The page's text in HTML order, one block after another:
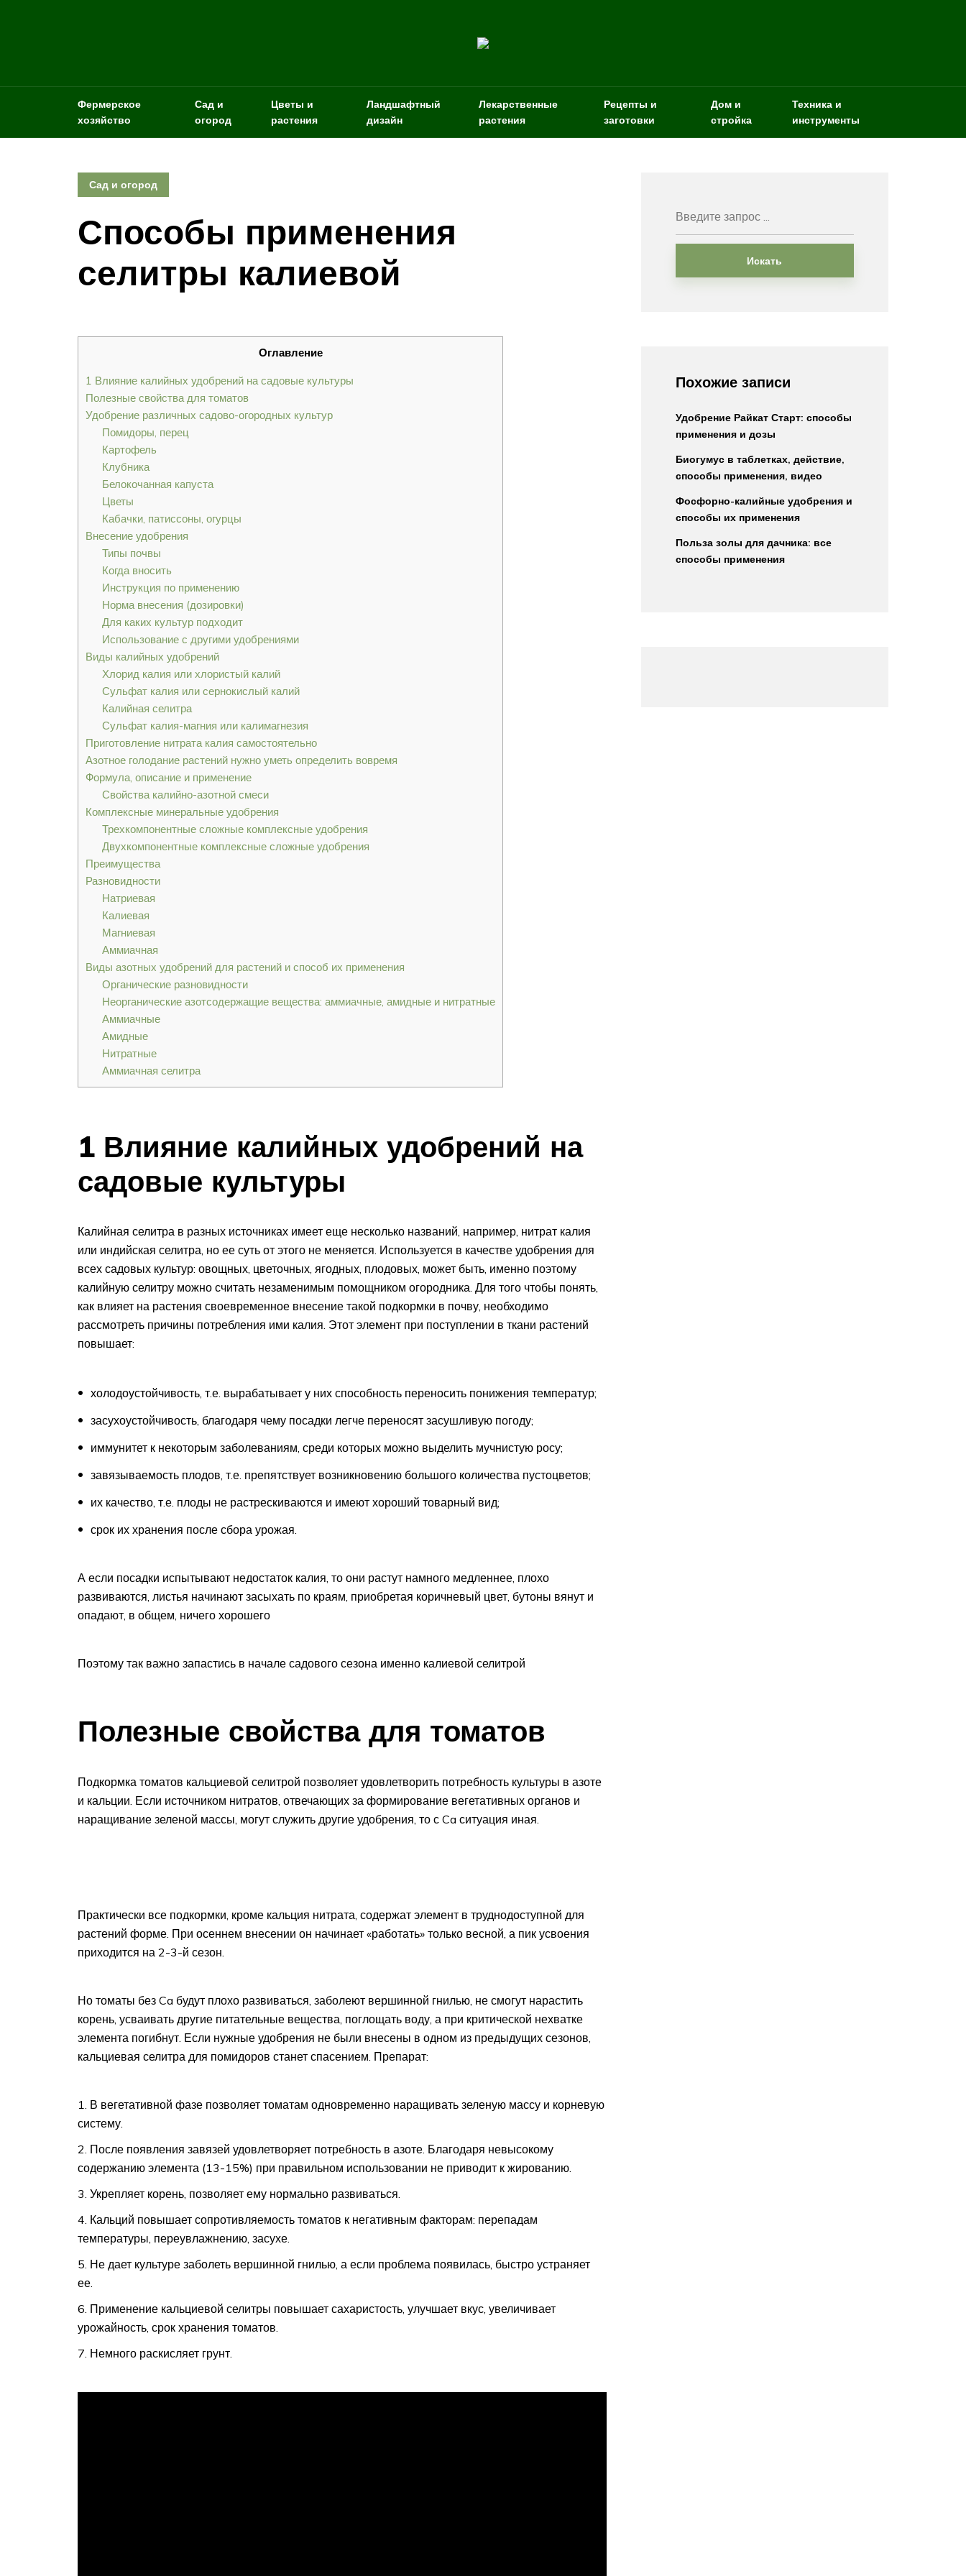
Фермерское
хозяйство
Сад и
огород
Цветы и
растения
Ландшафтный
дизайн
Лекарственные
растения
Рецепты и
заготовки
Дом и
стройка
Техника и
инструменты
Сад и огород
Способы применения
селитры калиевой
Оглавление
1 Влияние калийных удобрений на садовые культуры
Полезные свойства для томатов
Удобрение различных садово-огородных культур
Помидоры, перец
Картофель
Клубника
Белокочанная капуста
Цветы
Кабачки, патиссоны, огурцы
Внесение удобрения
Типы почвы
Когда вносить
Инструкция по применению
Норма внесения (дозировки)
Для каких культур подходит
Использование с другими удобрениями
Виды калийных удобрений
Хлорид калия или хлористый калий
Сульфат калия или сернокислый калий
Калийная селитра
Сульфат калия-магния или калимагнезия
Приготовление нитрата калия самостоятельно
Азотное голодание растений нужно уметь определить вовремя
Формула, описание и применение
Свойства калийно-азотной смеси
Комплексные минеральные удобрения
Трехкомпонентные сложные комплексные удобрения
Двухкомпонентные комплексные сложные удобрения
Преимущества
Разновидности
Натриевая
Калиевая
Магниевая
Аммиачная
Виды азотных удобрений для растений и способ их применения
Органические разновидности
Неорганические азотсодержащие вещества: аммиачные, амидные и нитратные
Аммиачные
Амидные
Нитратные
Аммиачная селитра
1 Влияние калийных удобрений на
садовые культуры
Калийная селитра в разных источниках имеет еще несколько названий, например, нитрат калия
или индийская селитра, но ее суть от этого не меняется. Используется в качестве удобрения для
всех садовых культур: овощных, цветочных, ягодных, плодовых, может быть, именно поэтому
калийную селитру можно считать незаменимым помощником огородника. Для того чтобы понять,
как влияет на растения своевременное внесение такой подкормки в почву, необходимо
рассмотреть причины потребления ими калия. Этот элемент при поступлении в ткани растений
повышает:
холодоустойчивость, т.е. вырабатывает у них способность переносить понижения температур;
засухоустойчивость, благодаря чему посадки легче переносят засушливую погоду;
иммунитет к некоторым заболеваниям, среди которых можно выделить мучнистую росу;
завязываемость плодов, т.е. препятствует возникновению большого количества пустоцветов;
их качество, т.е. плоды не растрескиваются и имеют хороший товарный вид;
срок их хранения после сбора урожая.
А если посадки испытывают недостаток калия, то они растут намного медленнее, плохо
развиваются, листья начинают засыхать по краям, приобретая коричневый цвет, бутоны вянут и
опадают, в общем, ничего хорошего
Поэтому так важно запастись в начале садового сезона именно калиевой селитрой
Полезные свойства для томатов
Подкормка томатов кальциевой селитрой позволяет удовлетворить потребность культуры в азоте
и кальции. Если источником нитратов, отвечающих за формирование вегетативных органов и
наращивание зеленой массы, могут служить другие удобрения, то с Ca ситуация иная.
Практически все подкормки, кроме кальция нитрата, содержат элемент в труднодоступной для
растений форме. При осеннем внесении он начинает «работать» только весной, а пик усвоения
приходится на 2-3-й сезон.
Но томаты без Ca будут плохо развиваться, заболеют вершинной гнилью, не смогут нарастить
корень, усваивать другие питательные вещества, поглощать воду, а при критической нехватке
элемента погибнут. Если нужные удобрения не были внесены в одном из предыдущих сезонов,
кальциевая селитра для помидоров станет спасением. Препарат:
В вегетативной фазе позволяет томатам одновременно наращивать зеленую массу и корневую
систему.
После появления завязей удовлетворяет потребность в азоте. Благодаря невысокому
содержанию элемента (13-15%) при правильном использовании не приводит к жированию.
Укрепляет корень, позволяет ему нормально развиваться.
Кальций повышает сопротивляемость томатов к негативным факторам: перепадам
температуры, переувлажнению, засухе.
Не дает культуре заболеть вершинной гнилью, а если проблема появилась, быстро устраняет
ее.
Применение кальциевой селитры повышает сахаристость, улучшает вкус, увеличивает
урожайность, срок хранения томатов.
Немного раскисляет грунт.
Искать
Похожие записи
Удобрение Райкат Старт: способы
применения и дозы
Биогумус в таблетках, действие,
способы применения, видео
Фосфорно-калийные удобрения и
способы их применения
Польза золы для дачника: все
способы применения